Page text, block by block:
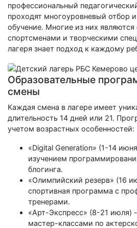
профессиональный
проходят многоуровневый отбор
обучение. Многие из них
спортсменами и творческими
лагеря знает подход к каждому
Образовательные
смены
Каждая смена в лагере имеет
длительность 14 дней или 21.
учетом возрастных особенностей:
«Digital Generation» (1-14
изучением
блогинга.
«Олимпийский резерв» (16
спортивная программа с
тренерами.
«Арт-Экспресс» (8-21 июля)
мастер-классами по